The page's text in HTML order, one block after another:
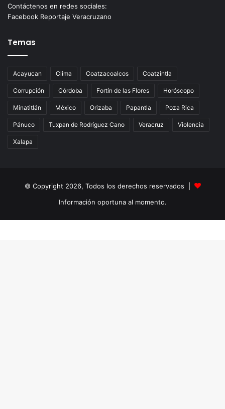
Contáctenos en redes sociales:
Facebook Reportaje Veracruzano
Temas
Acayucan Clima Coatzacoalcos Coatzintla
Corrupción Córdoba Fortín de las Flores Horóscopo
Minatitlán México Orizaba Papantla Poza Rica
Pánuco Tuxpan de Rodríguez Cano Veracruz Violencia
Xalapa
© Copyright 2026, Todos los derechos reservados |
Información oportuna al momento.